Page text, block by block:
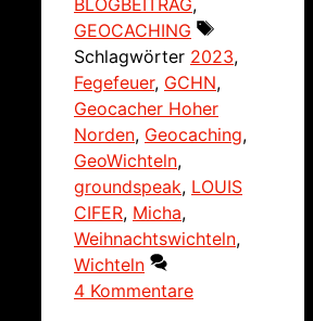
GEOCACHING
Schlagwörter 2023,
Fegefeuer, GCHN,
Geocacher Hoher
Norden, Geocaching,
GeoWichteln,
groundspeak, LOUIS
CIFER, Micha,
Weihnachtswichteln,
Wichteln
4 Kommentare